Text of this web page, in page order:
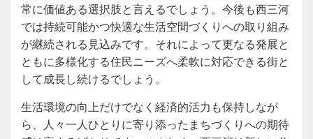
常に価値ある選択肢と言えるでしょう。今後も西三河
では持続可能かつ快適な生活空間づくりへの取り組み
が継続される見込みです。それによって更なる発展と
ともに多様化する住民ニーズへ柔軟に対応できる街と
して成長し続けるでしょう。
生活環境の向上だけでなく経済的活力も保持しなが
ら、人々一人ひとりに寄り添ったまちづくりへの期待